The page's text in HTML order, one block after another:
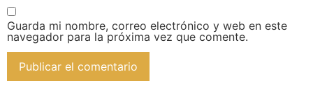
Guarda mi nombre, correo electrónico y web en este
navegador para la próxima vez que comente.